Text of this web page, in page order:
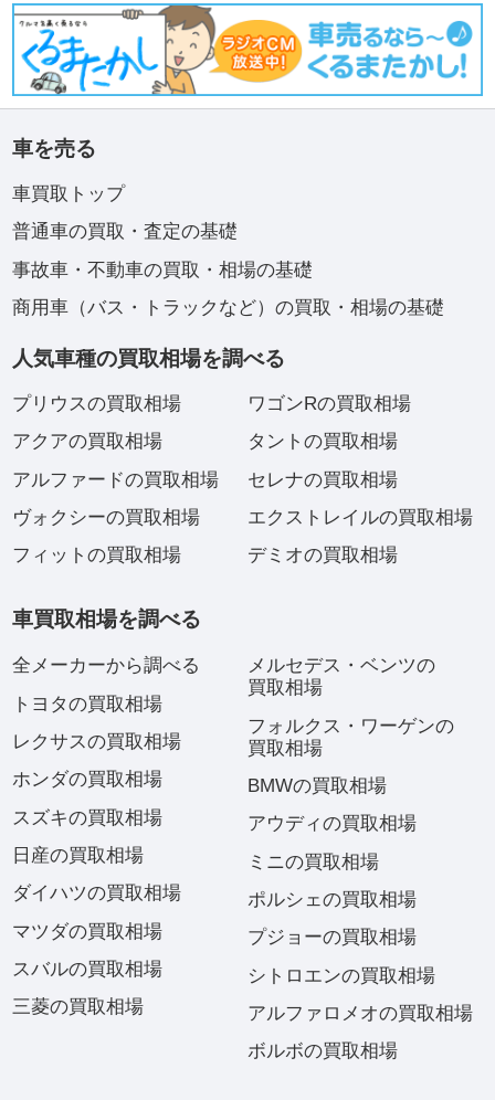
車を売る
車買取トップ
普通車の買取・査定の基礎
事故車・不動車の買取・相場の基礎
商用車（バス・トラックなど）の買取・相場の基礎
人気車種の買取相場を調べる
プリウスの買取相場
アクアの買取相場
アルファードの買取相場
ヴォクシーの買取相場
フィットの買取相場
ワゴンRの買取相場
タントの買取相場
セレナの買取相場
エクストレイルの買取相場
デミオの買取相場
車買取相場を調べる
全メーカーから調べる
トヨタの買取相場
レクサスの買取相場
ホンダの買取相場
スズキの買取相場
日産の買取相場
ダイハツの買取相場
マツダの買取相場
スバルの買取相場
三菱の買取相場
メルセデス・ベンツの
買取相場
フォルクス・ワーゲンの
買取相場
BMWの買取相場
アウディの買取相場
ミニの買取相場
ポルシェの買取相場
プジョーの買取相場
シトロエンの買取相場
アルファロメオの買取相場
ボルボの買取相場